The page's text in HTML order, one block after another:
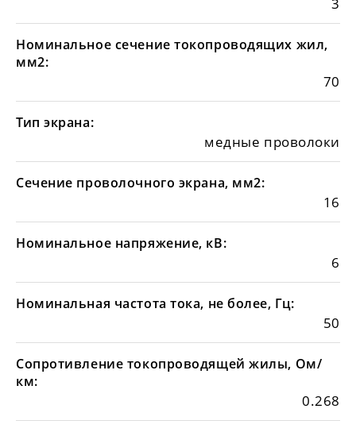
Номинальное сечение токопроводящих жил,
мм2:
70
Тип экрана:
медные проволоки
Сечение проволочного экрана, мм2:
16
Номинальное напряжение, кВ:
6
Номинальная частота тока, не более, Гц:
50
Сопротивление токопроводящей жилы, Ом/
км:
0.268